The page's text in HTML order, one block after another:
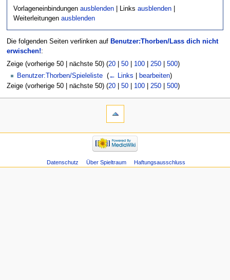
Vorlageneinbindungenausblenden | Linksausblenden
Weiterleitungenausblenden
Die folgenden Seiten verlinken auf Benutzer:Thorben/Lass dich nicht
erwischen!:
Zeige (vorherige 50 | nächste 50) (20| 50| 100| 250| 500)
Benutzer:Thorben/Spieleliste (← Links bearbeiten)
Zeige (vorherige 50 | nächste 50) (20| 50| 100| 250| 500)
Datenschutz Über Spieltraum Haftungsausschluss